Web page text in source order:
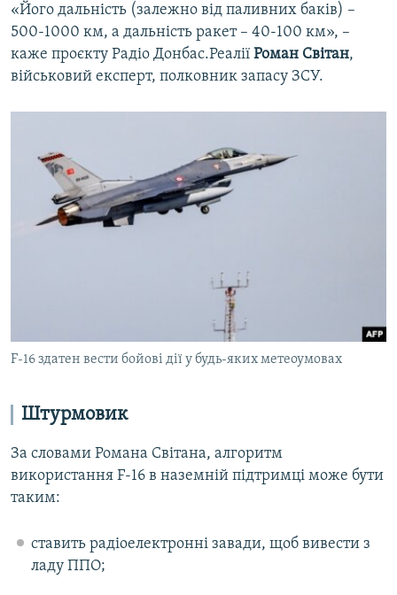
«Його дальність (залежно від паливних баків) –
500-1000 км, а дальність ракет – 40-100 км», –
каже проєкту Радіо Донбас.Реалії Роман Світан,
військовий експерт, полковник запасу ЗСУ.
F-16 здатен вести бойові дії у будь-яких метеоумовах
Штурмовик
За словами Романа Світана, алгоритм
використання F-16 в наземній підтримці може бути
таким:
ставить радіоелектронні завади, щоб вивести з
ладу ППО;